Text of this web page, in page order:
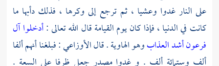
على النار غدوا وعشيا ، ثم ترجع إلى وكرها ، فذلك دأبها ما
كانت في الدنيا ، فإذا كان يوم القيامة قال الله تعالى :أدخلوا آل
فرعون أشد العذابوهو الهاوية . قالالأوزاعي: فبلغنا أنهم ألفا